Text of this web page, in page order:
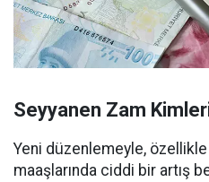
Seyyanen Zam
Yeni düzenlemeyle,
maaşlarında ciddi bir artış